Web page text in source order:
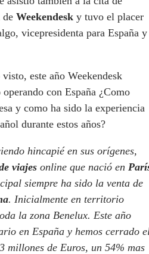
de Weekendesk y tuvo el placer
vicepresidenta para España y
este año Weekendesk
con España ¿Como
y como ha sido la experiencia
durante estos años?
hincapié en sus orígenes,
viajes online que nació en
siempre ha sido la venta de
. Inicialmente en territorio
la zona Benelux. Este año
en España y hemos cerrado
millones de Euros, un 54% mas